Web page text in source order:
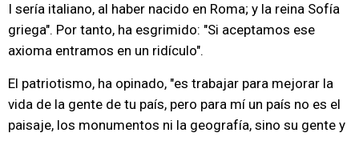
I sería italiano, al haber nacido en Roma; y la reina Sofía
griega". Por tanto, ha esgrimido: "Si aceptamos ese
axioma entramos en un ridículo".
El patriotismo, ha opinado, "es trabajar para mejorar la
vida de la gente de tu país, pero para mí un país no es el
paisaje, los monumentos ni la geografía, sino su gente y